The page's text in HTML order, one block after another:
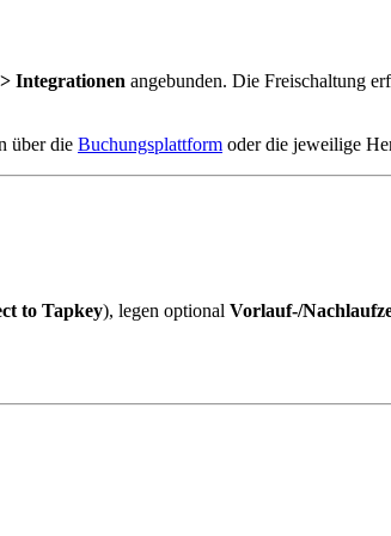
Integrationen angebunden. Die Freischaltung
über die Buchungsplattform oder die jeweilige
to Tapkey), legen optional Vorlauf-/